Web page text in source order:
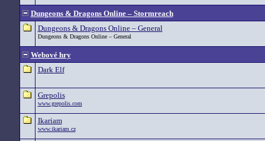
Dungeons & Dragons Online – Stormreach
Dungeons & Dragons Online – General
Dungeons & Dragons Online – General
Webové hry
Dark Elf
Grepolis
www.grepolis.com
Ikariam
www.ikariam.cz